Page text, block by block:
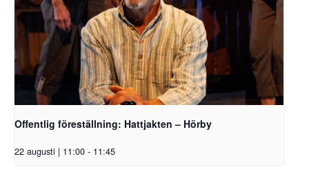
Offentlig föreställning: Hattjakten – Hörby
22 augusti | 11:00 - 11:45